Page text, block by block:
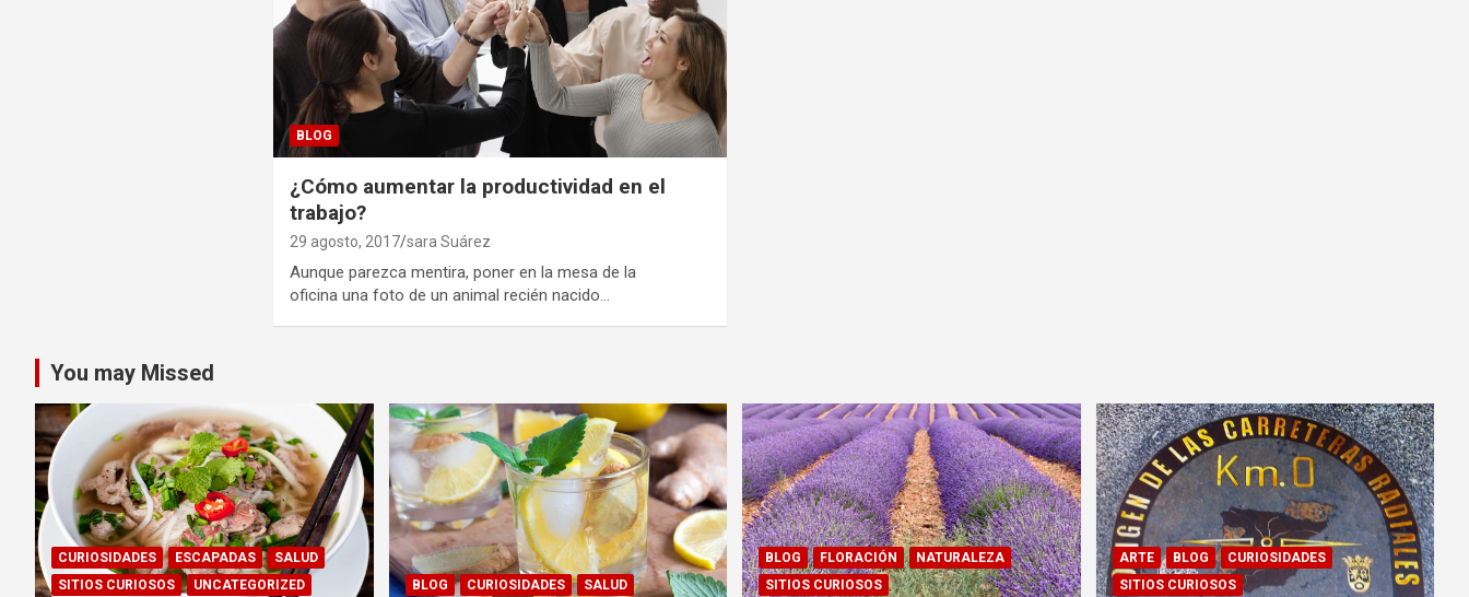
BLOG
¿Cómo aumentar la productividad en el
trabajo?
29 agosto, 2017 sara Suárez
Aunque parezca mentira, poner en la mesa de la
oficina una foto de un animal recién nacido…
You may Missed
CURIOSIDADES ESCAPADAS
SALUD
SITIOS CURIOSOS
UNCATEGORIZED BLOG CURIOSIDADES SALUD
BLOG FLORACIÓN
NATURALEZA
SITIOS CURIOSOS
ARTE BLOG
CURIOSIDADES
SITIOS CURIOSOS